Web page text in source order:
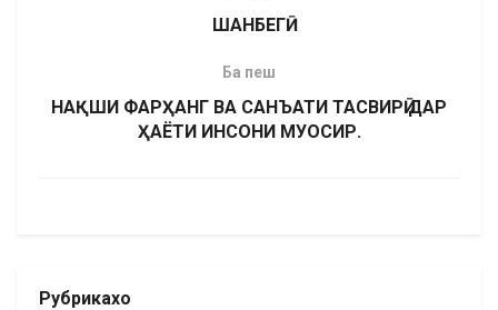
ШАНБЕГӢ
Ба пеш
НАҚШИ ФАРҲАНГ ВА САНЪАТИ ТАСВИРӢ ДАР
ҲАЁТИ ИНСОНИ МУОСИР.
Рубрикахо